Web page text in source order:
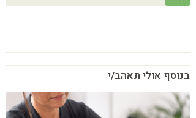
בנוסף אולי תאהב/י